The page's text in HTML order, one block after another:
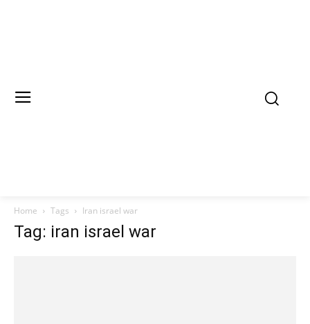
Home Tags Iran israel war
Tag: iran israel war